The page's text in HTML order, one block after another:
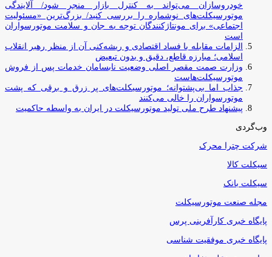
خودروسازان می‌تواند به کنترل بازار منجر شود/ آلایندگی
موتورسیکلت‌های نوشماره را بررسی کنید/ بزرگ‌ترین «مسئولیت
اجتماعی» برای مونتاژکنندگان توجه به جان و سلامت موتورسواران
است
الزامات مقابله با فساد اقتصادی و ریشه‌کنی آن از منظر رهبر انقلاب
اسلامی؛ مبارزه قاطع، دقیق و بدون تبعیض
وزارت صمت مقصر اصلی وضعیت نابسامان خدمات پس از فروش
موتورسیکلت‌هاست
جذاب اما بی‌پشتوانه؛ موتورسیکلت‌های پر زرق‌ و برقی که پشت
موتورسواران را خالی می‌کنند
پیشنهاد طرح ملی تولید موتورسیکلت در ایران به واسطه حاکمیت
وب‌گردی
شرکت چترا محرک
سیکلت کالا
سیکلت بانک
مجله صنعت موتورسیکلت
پایگاه خبری کارآفرینی پرس
پایگاه خبری موفقیت شناسی